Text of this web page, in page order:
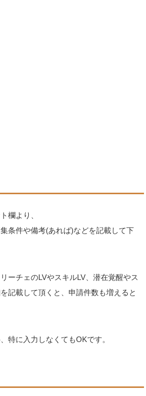
欄より、
条件や備考(あれば)などを記載して下
ーチェのLVやスキルLV、潜在覚醒やス
記載して頂くと、申請件数も増えると
特に入力しなくてもOKです。